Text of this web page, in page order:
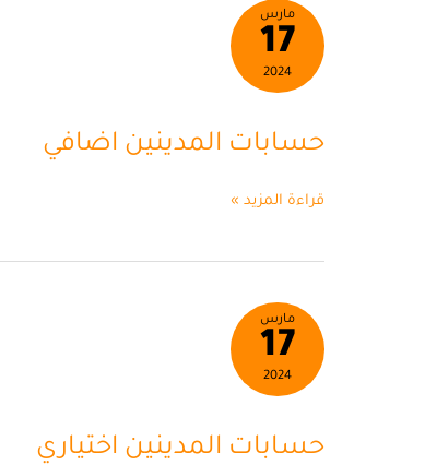
مارس
17
2024
حسابات المدينين اضافي
حسابات
المدينين
اضافي
قراءة المزيد »
مارس
17
2024
حسابات المدينين اختياري
حسابات
المدينين
اختياري